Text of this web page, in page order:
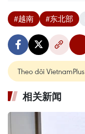
#越南 #东北部
Theo dõi VietnamPlus
相关新闻